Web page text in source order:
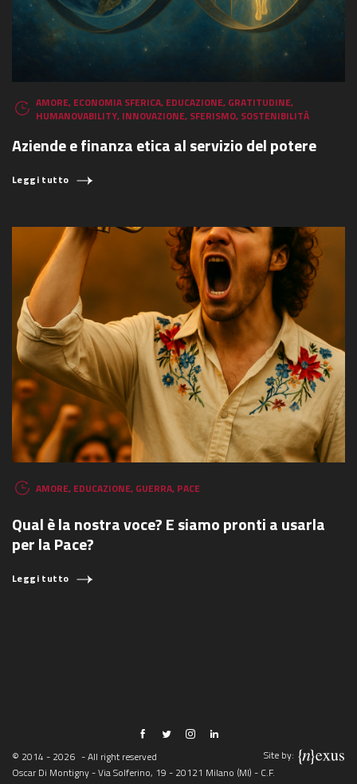
AMORE, ECONOMIA SFERICA, EDUCAZIONE, GRATITUDINE,
HUMANOVABILITY, INNOVAZIONE, SFERISMO, SOSTENIBILITÀ
Aziende e finanza etica al servizio del potere
Leggi tutto
AMORE, EDUCAZIONE, GUERRA, PACE
Qual è la nostra voce? E siamo pronti a usarla
per la Pace?
Leggi tutto
© 2014 - 2026 - All right reserved
Site by:
Oscar Di Montigny - Via Solferino, 19 - 20121 Milano (MI) - C.F.